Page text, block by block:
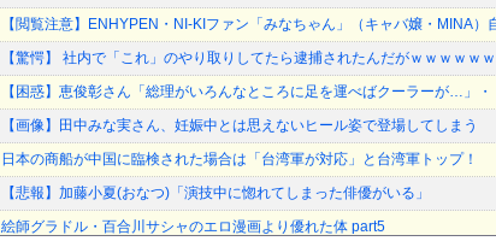
【閲覧注意】ENHYPEN・NI-KIファン「みなちゃん」（キャバ嬢・MINA）
【驚愕】 社内で「これ」のやり取りしてたら逮捕されたんだがｗｗｗｗｗ
【困惑】恵俊彰さん「総理がいろんなところに足を運べばクーラーが…」
【画像】田中みな実さん、妊娠中とは思えないヒール姿で登場してしまう
日本の商船が中国に臨検された場合は「台湾軍が対応」と台湾軍トップ！
【悲報】加藤小夏(おなつ)「演技中に惚れてしまった俳優がいる」
絵師グラドル・百合川サシャのエロ漫画より優れた体 part5